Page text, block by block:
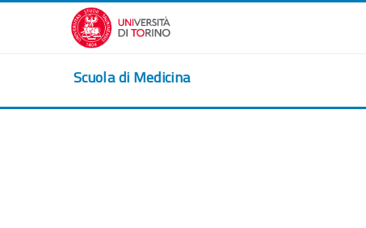
Vai al contenuto principale
Scuola di Medicina